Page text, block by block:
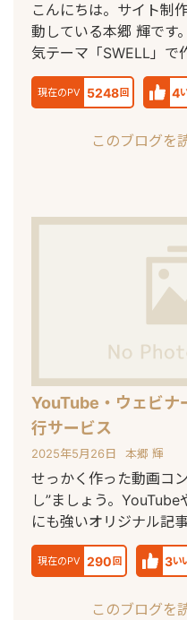
現在のPV 5248 回 4
こんにちは。サイト制
動している本郷 輝です
気テーマ「SWELL」で
このブログを
YouTube・ウェビナ
行サービス
2025年5月26日 本郷 輝
現在のPV 290 回 3い
せっかく作った動画コ
し”ましょう。
にも強いオリジナル記
このブログを